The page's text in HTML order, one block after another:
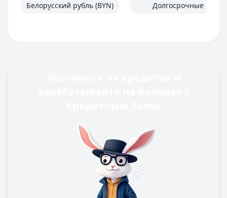
Белорусский рубль (BYN)
Долгосрочные